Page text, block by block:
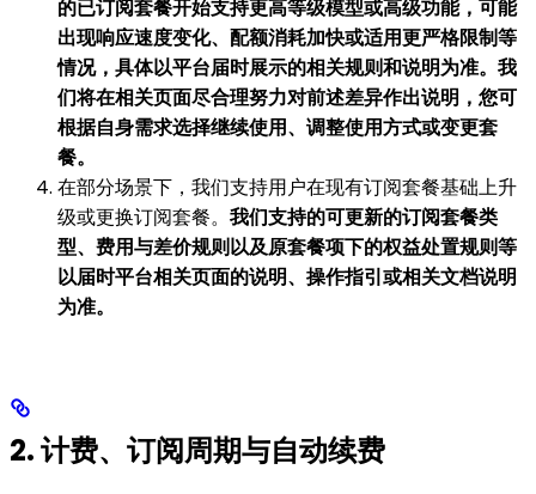
的已订阅套餐开始支持更高等级模型或高级功能，可能
出现响应速度变化、配额消耗加快或适用更严格限制等
情况，具体以平台届时展示的相关规则和说明为准。我
们将在相关页面尽合理努力对前述差异作出说明，您可
根据自身需求选择继续使用、调整使用方式或变更套
餐。
在部分场景下，我们支持用户在现有订阅套餐基础上升
级或更换订阅套餐。 我们支持的可更新的订阅套餐类
型、费用与差价规则以及原套餐项下的权益处置规则等
以届时平台相关页面的说明、操作指引或相关文档说明
为准。
2. 计费、订阅周期与自动续费